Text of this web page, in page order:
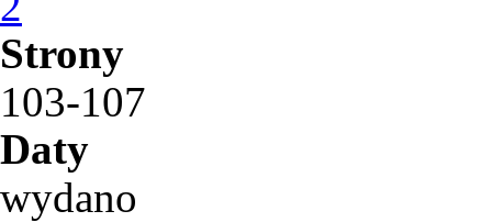
Strony
103-107
Daty
wydano